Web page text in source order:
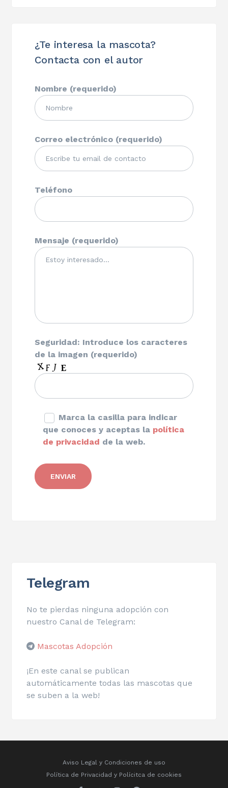
¿Te interesa la mascota?
Contacta con el autor
Nombre (requerido)
Correo electrónico (requerido)
Teléfono
Mensaje (requerido)
Seguridad: Introduce los caracteres
de la imagen (requerido)
Marca la casilla para indicar
que conoces y aceptas la política
de privacidad de la web.
Telegram
No te pierdas ninguna adopción con
nuestro Canal de Telegram:
Mascotas Adopción
¡En este canal se publican
automáticamente todas las mascotas que
se suben a la web!
Aviso Legal y Condiciones de uso
Política de Privacidad y Polícitca de cookies